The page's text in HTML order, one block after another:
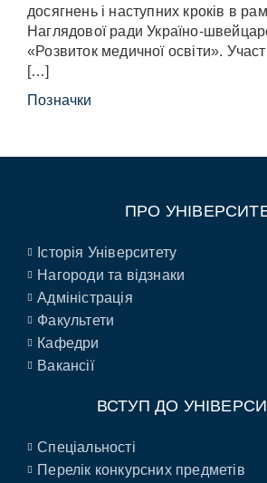
досягнень і наступних кроків в
Наглядової ради Україно-
«Розвиток медичної освіти».
[…]
Позначки
ПРО
Історія Університету
Нагороди та відзнаки
Адміністрація
Факультети
Кафедри
Вакансії
ВСТУП ДО
Спеціальності
Перелік конкурсних предметів